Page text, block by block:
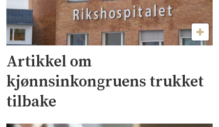
Artikkel om
kjønnsinkongruens trukket
tilbake